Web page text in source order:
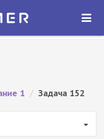
ОТКРЫТЬ
1 / Задача 152